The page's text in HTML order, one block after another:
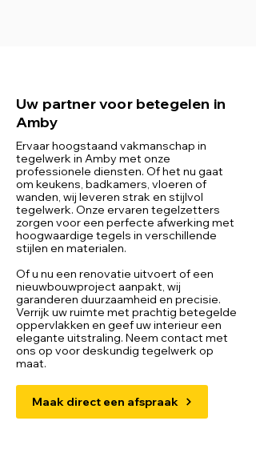
Uw partner voor betegelen in
Amby
Ervaar hoogstaand vakmanschap in
tegelwerk in Amby met onze
professionele diensten. Of het nu gaat
om keukens, badkamers, vloeren of
wanden, wij leveren strak en stijlvol
tegelwerk. Onze ervaren tegelzetters
zorgen voor een perfecte afwerking met
hoogwaardige tegels in verschillende
stijlen en materialen.
Of u nu een renovatie uitvoert of een
nieuwbouwproject aanpakt, wij
garanderen duurzaamheid en precisie.
Verrijk uw ruimte met prachtig betegelde
oppervlakken en geef uw interieur een
elegante uitstraling. Neem contact met
ons op voor deskundig tegelwerk op
maat.
Maak direct een afspraak